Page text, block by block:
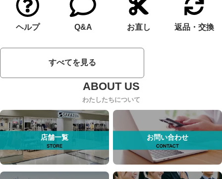
ヘルプ Q&A お直し 返品・交換
すべてを見る
わたしたちについて
店舗一覧 お問い合わせ